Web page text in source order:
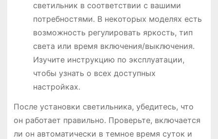
светильник в соответствии с вашими
потребностями․ В некоторых моделях есть
возможность регулировать яркость, тип
света или время включения/выключения․
Изучите инструкцию по эксплуатации,
чтобы узнать о всех доступных
настройках․
После установки светильника, убедитесь, что
он работает правильно․ Проверьте, включается
ли он автоматически в темное время суток и